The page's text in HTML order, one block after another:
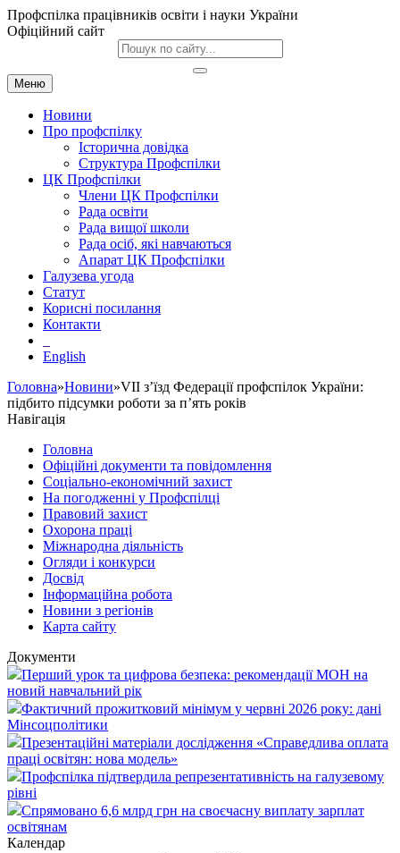
Профспілка працівників освіти і науки України
Офіційний сайт
Меню
Новини
Про профспілку
Історична довідка
Структура Профспілки
ЦК Профспілки
Члени ЦК Профспілки
Рада освіти
Рада вищої школи
Рада осіб, які навчаються
Апарат ЦК Профспілки
Галузева угода
Статут
Корисні посилання
Контакти
English
Головна»Новини»VII з’їзд Федерації профспілок України:
підбито підсумки роботи за п’ять років
Навігація
Головна
Офіційні документи та повідомлення
Соціально-економічний захист
На погодженні у Профспілці
Правовий захист
Охорона праці
Міжнародна діяльність
Огляди і конкурси
Досвід
Інформаційна робота
Новини з регіонів
Карта сайту
Документи
Перший урок та цифрова безпека: рекомендації МОН на
новий навчальний рік
Фактичний прожитковий мінімум у червні 2026 року: дані
Мінсоцполітики
Презентаційні матеріали дослідження «Справедлива оплата
праці освітян: нова модель»
Профспілка підтвердила репрезентативність на галузевому
рівні
Спрямовано 6,6 млрд грн на своєчасну виплату зарплат
освітянам
Календар